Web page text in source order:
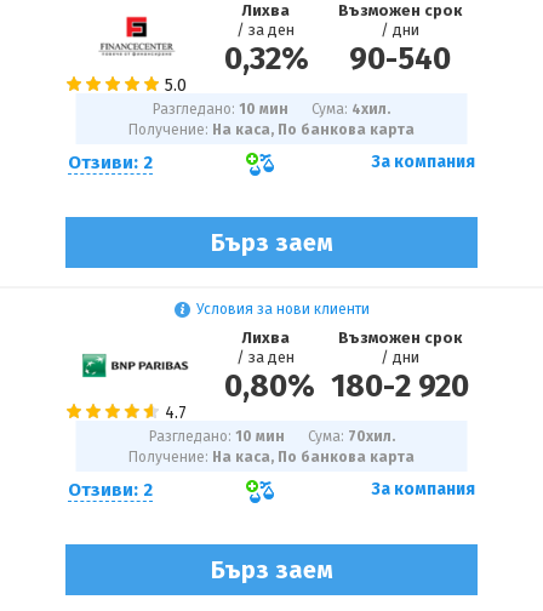
Отзиви: 2
Лихва
/ за ден
0,32%
Възможен срок
/ дни
90-540
Бърз заем
Разгледано: 10 мин Сума: 4хил.
Получение: На каса, По банкова карта
За компания
Условия за нови клиенти
Отзиви: 2
Лихва
/ за ден
0,80%
Възможен срок
/ дни
180-2 920
Бърз заем
Разгледано: 10 мин Сума: 70хил.
Получение: На каса, По банкова карта
За компания